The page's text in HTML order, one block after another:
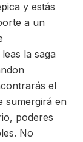
y estás
a un
la saga
el
sumergirá en
poderes
No